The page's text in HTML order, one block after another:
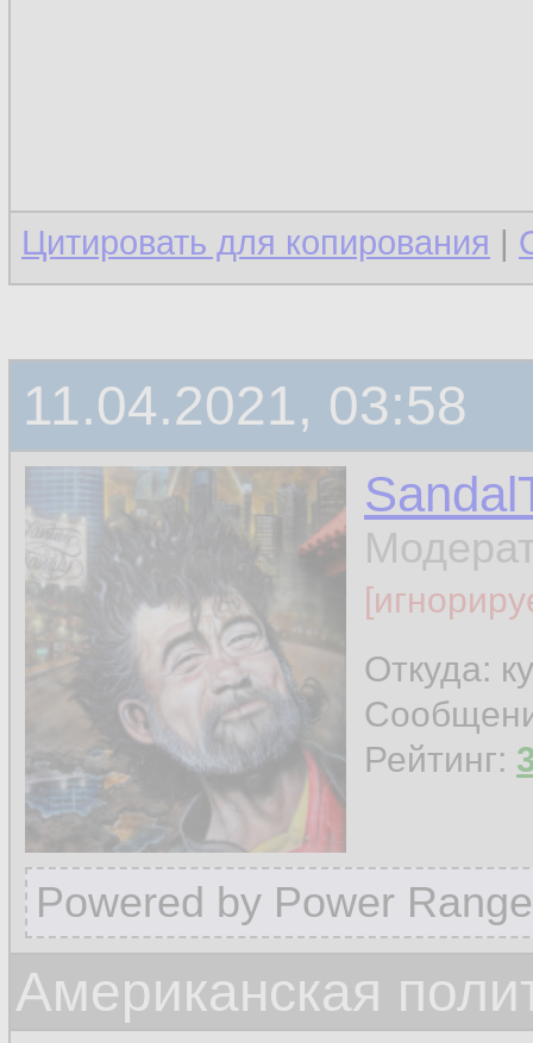
Цитировать для копирования |
11.04.2021, 03:58
Откуда:
Рейтинг:
Powered by Power
Американская